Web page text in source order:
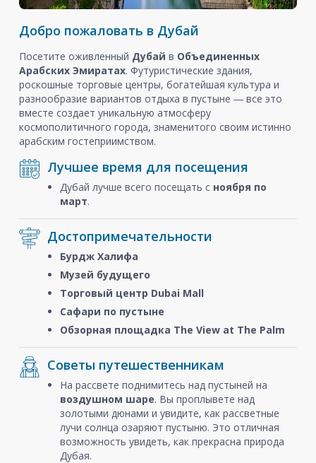
Добро пожаловать в Дубай
Посетите оживленный Дубай в Объединенных
Арабских Эмиратах. Футуристические здания,
роскошные торговые центры, богатейшая культура и
разнообразие вариантов отдыха в пустыне ― все это
вместе создает уникальную атмосферу
космополитичного города, знаменитого своим истинно
арабским гостеприимством.
Лучшее время для посещения
Дубай лучше всего посещать с ноября по
март.
Достопримечательности
Бурдж Халифа
Музей будущего
Торговый центр Dubai Mall
Сафари по пустыне
Обзорная площадка The View at The Palm
Советы путешественникам
На рассвете поднимитесь над пустыней на
воздушном шаре. Вы проплывете над
золотыми дюнами и увидите, как рассветные
лучи солнца озаряют пустыню. Это отличная
возможность увидеть, как прекрасна природа
Дубая.